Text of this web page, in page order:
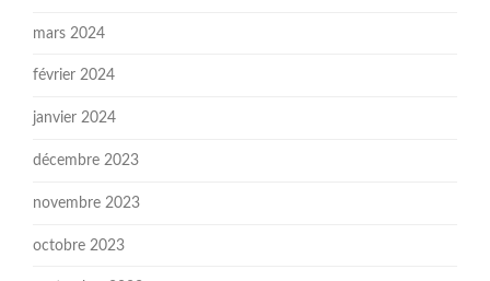
mars 2024
février 2024
janvier 2024
décembre 2023
novembre 2023
octobre 2023